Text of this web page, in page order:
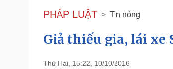
Đảng
Tổ chức nhân sự
Nhận diện sự thật
Dấu ấn
PHÁP LUẬT Tin nóng
Giả thiếu gia, lái xe
Thứ Hai, 15:22, 10/10/2016